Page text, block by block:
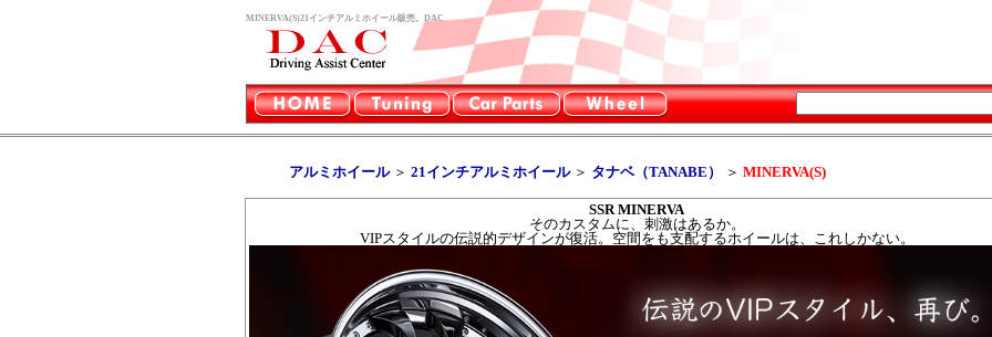
MINERVA(S)21インチアルミホイール販売。DAC
アルミホイール＞ 21インチアルミホイール＞ タナベ（TANABE） ＞ MINERVA(S)
SSR MINERVA
そのカスタムに、刺激はあるか。
VIPスタイルの伝説的デザインが復活。空間をも支配するホイールは、これしかない。